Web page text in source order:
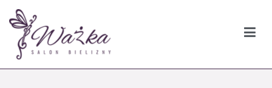
Przejdź
do
treści
Ważka biustonosze Gdańsk